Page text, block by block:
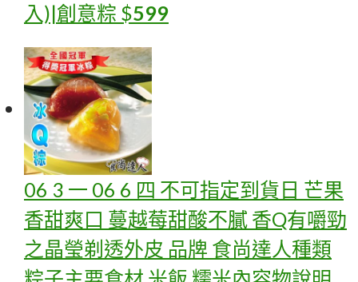
入)|創意粽 $599
06 3 一 06 6 四 不可指定到貨日 芒果
香甜爽口 蔓越莓甜酸不膩 香Q有嚼勁
之晶瑩剃透外皮 品牌 食尚達人種類